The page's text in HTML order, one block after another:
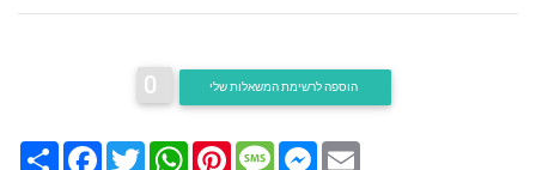
0
שתף Facebook
TwitterWhatsApp
PinterestMessageMessenger